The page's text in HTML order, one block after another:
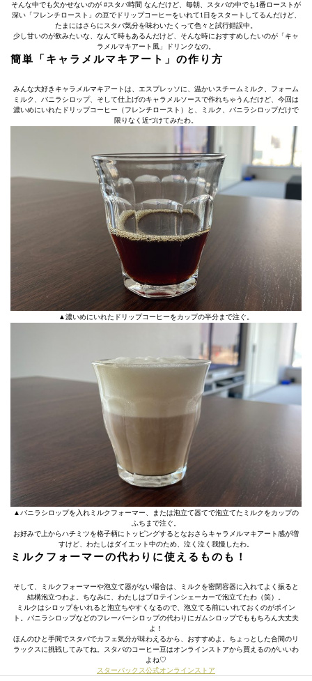
そんな中でも欠かせないのが #スタバ時間 なんだけど、毎朝、スタバの中でも1番ローストが
深い「フレンチロースト」の豆でドリップコーヒーをいれて1日をスタートしてるんだけど、
たまにはさらにスタバ気分を味わいたくって色々と試行錯誤中。
少し甘いのが飲みたいな、なんて時もあるんだけど、そんな時におすすめしたいのが「キャ
ラメルマキアート風」ドリンクなの。
簡単「キャラメルマキアート」の作り方
みんな大好きキャラメルマキアートは、エスプレッソに、温かいスチームミルク、フォーム
ミルク、バニラシロップ、そして仕上げのキャラメルソースで作れちゃうんだけど、今回は
濃いめにいれたドリップコーヒー（フレンチロースト）と、ミルク、バニラシロップだけで
限りなく近づけてみたわ。
▲濃いめにいれたドリップコーヒーをカップの半分まで注ぐ。
▲バニラシロップを入れミルクフォーマー、または泡立て器てで泡立てたミルクをカップの
ふちまで注ぐ。
お好みで上からハチミツを格子柄にトッピングするとなおさらキャラメルマキアート感が増
すけど、わたしはダイエット中のため、泣く泣く我慢したわ。
ミルクフォーマーの代わりに使えるものも！
そして、ミルクフォーマーや泡立て器がない場合は、ミルクを密閉容器に入れてよく振ると
結構泡立つわよ。ちなみに、わたしはプロテインシェーカーで泡立てたわ（笑）。
ミルクはシロップをいれると泡立ちやすくなるので、泡立てる前にいれておくのがポイン
ト。バニラシロップなどのフレーバーシロップの代わりにガムシロップでももちろん大丈夫
よ！
ほんのひと手間でスタバでカフェ気分が味わえるから、おすすめよ。ちょっとした合間のリ
ラックスに挑戦してみてね。スタバのコーヒー豆はオンラインストアから買えるのがいいわ
よね♡
スターバックス公式オンラインストア